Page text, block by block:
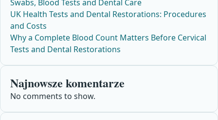
Swabs, Blood Tests and Dental Care
UK Health Tests and Dental Restorations: Procedures
and Costs
Why a Complete Blood Count Matters Before Cervical
Tests and Dental Restorations
Najnowsze komentarze
No comments to show.